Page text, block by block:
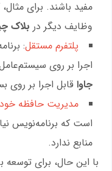
مفید باشند. برای
وظایف دیگر در بلاک
پلتفرم مستقل
اجرا بر روی
جاوا قابل اجرا بر روی
مدیریت حافظه
است که برنامه‌نویس
منابع ندارد.
با این حال، برای توسعه